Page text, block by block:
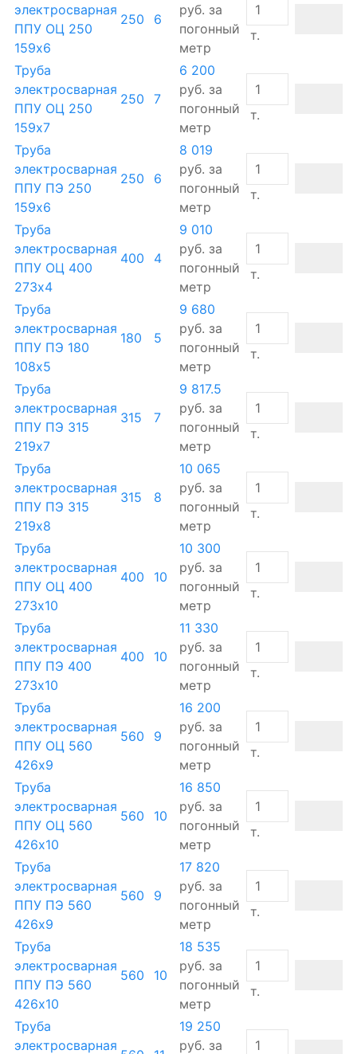
электросварная
ППУ ОЦ 250
159х6
250 6
руб. за
погонный
метр
т.
Труба
электросварная
ППУ ОЦ 250
159х7
250 7
6 200
руб. за
погонный
метр
т.
Труба
электросварная
ППУ ПЭ 250
159х6
250 6
8 019
руб. за
погонный
метр
т.
Труба
электросварная
ППУ ОЦ 400
273х4
400 4
9 010
руб. за
погонный
метр
т.
Труба
электросварная
ППУ ПЭ 180
108х5
180 5
9 680
руб. за
погонный
метр
т.
Труба
электросварная
ППУ ПЭ 315
219х7
315 7
9 817.5
руб. за
погонный
метр
т.
Труба
электросварная
ППУ ПЭ 315
219х8
315 8
10 065
руб. за
погонный
метр
т.
Труба
электросварная
ППУ ОЦ 400
273х10
400 10
10 300
руб. за
погонный
метр
т.
Труба
электросварная
ППУ ПЭ 400
273х10
400 10
11 330
руб. за
погонный
метр
т.
Труба
электросварная
ППУ ОЦ 560
426х9
560 9
16 200
руб. за
погонный
метр
т.
Труба
электросварная
ППУ ОЦ 560
426х10
560 10
16 850
руб. за
погонный
метр
т.
Труба
электросварная
ППУ ПЭ 560
426х9
560 9
17 820
руб. за
погонный
метр
т.
Труба
электросварная
ППУ ПЭ 560
426х10
560 10
18 535
руб. за
погонный
метр
т.
Труба
электросварная
19 250
руб. за